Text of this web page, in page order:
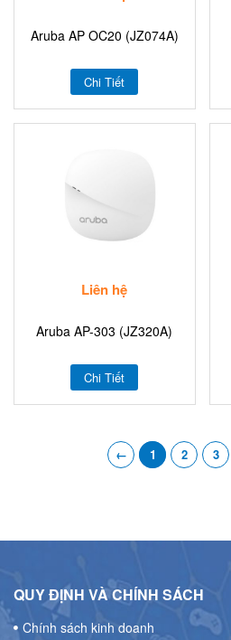
Aruba AP OC20 (JZ074A)
Chi Tiết
Liên hệ
Aruba AP-303 (JZ320A)
Chi Tiết
← 1 2 3
QUY ĐỊNH VÀ CHÍNH SÁCH
Chính sách kinh doanh